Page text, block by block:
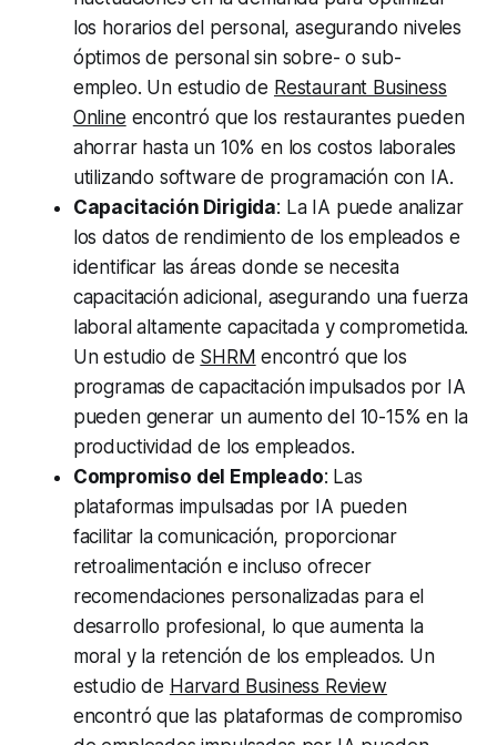
los horarios del personal, asegurando niveles
óptimos de personal sin sobre- o sub-
empleo. Un estudio de Restaurant Business
Online encontró que los restaurantes pueden
ahorrar hasta un 10% en los costos laborales
utilizando software de programación con IA.
Capacitación Dirigida: La IA puede analizar
los datos de rendimiento de los empleados e
identificar las áreas donde se necesita
capacitación adicional, asegurando una fuerza
laboral altamente capacitada y comprometida.
Un estudio de SHRM encontró que los
programas de capacitación impulsados por IA
pueden generar un aumento del 10-15% en la
productividad de los empleados.
Compromiso del Empleado: Las
plataformas impulsadas por IA pueden
facilitar la comunicación, proporcionar
retroalimentación e incluso ofrecer
recomendaciones personalizadas para el
desarrollo profesional, lo que aumenta la
moral y la retención de los empleados. Un
estudio de Harvard Business Review
encontró que las plataformas de compromiso